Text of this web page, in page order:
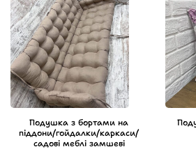
Подушка з бортами на
піддони/гойдалки/каркаси/
садові меблі замшеві